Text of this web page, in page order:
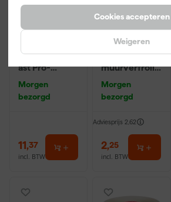
Cookies accepteren
Weigeren
Patentpuntkw
ast Pro-
10 (2cm)
Morgen
bezorgd
11,37
incl. BTW
Anza PRO
Mini Micmex
muurverfrolle
Morgen
bezorgd
Adviesprijs 2,62
2,25
incl. BTW